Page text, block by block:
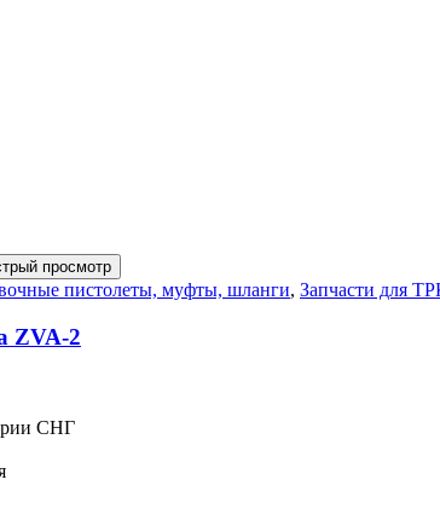
просмотр
пистолеты, муфты, шланги, Запчасти для
ZVA-2
СНГ